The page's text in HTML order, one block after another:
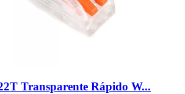
Transparente Rápido W...